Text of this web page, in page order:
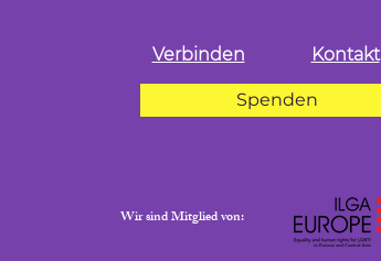
Verbinden Kontakt
Spenden
Wir sind Mitglied von: